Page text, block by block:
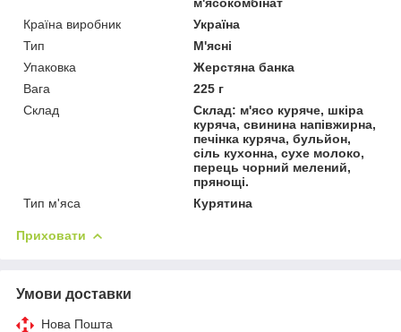
Країна виробник
Україна
Тип
М'ясні
Упаковка
Жерстяна банка
Вага
225 г
Склад
Склад: м'ясо куряче, шкіра
куряча, свинина напівжирна,
печінка куряча, бульйон,
сіль кухонна, сухе молоко,
перець чорний мелений,
прянощі.
Тип м'яса
Курятина
Приховати
Умови доставки
Нова Пошта